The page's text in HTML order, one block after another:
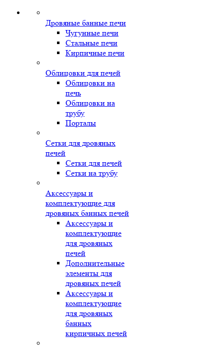
Дровяные банные печи
Чугунные печи
Стальные печи
Кирпичные печи
Облицовки для печей
Облицовки на
печь
Облицовки на
трубу
Порталы
Сетки для дровяных
печей
Сетки для печей
Сетки на трубу
Аксессуары и
комплектующие для
дровяных банных печей
Аксессуары и
комплектующие
для дровяных
печей
Дополнительные
элементы для
дровяных печей
Аксессуары и
комплектующие
для дровяных
банных
кирпичных печей